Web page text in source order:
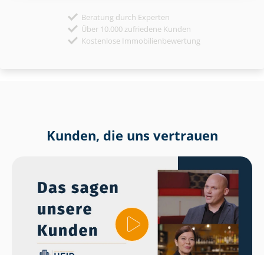
Beratung durch Experten
Über 10.000 zufriedene Kunden
Kostenlose Immobilienbewertung
Kunden, die uns vertrauen